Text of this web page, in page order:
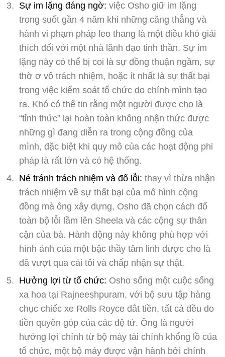
Sự im lặng đáng ngờ: việc Osho giữ im lặng
trong suốt gần 4 năm khi những căng thẳng và
hành vi phạm pháp leo thang là một điều khó giải
thích đối với một nhà lãnh đạo tinh thần. Sự im
lặng này có thể bị coi là sự đồng thuận ngầm, sự
thờ ơ vô trách nhiệm, hoặc ít nhất là sự thất bại
trong việc kiểm soát tổ chức do chính mình tạo
ra. Khó có thể tin rằng một người được cho là
“tỉnh thức” lại hoàn toàn không nhận thức được
những gì đang diễn ra trong cộng đồng của
mình, đặc biệt khi quy mô của các hoạt động phi
pháp là rất lớn và có hệ thống.
Né tránh trách nhiệm và đổ lỗi: thay vì thừa nhận
trách nhiệm về sự thất bại của mô hình cộng
đồng mà ông xây dựng, Osho đã chọn cách đổ
toàn bộ lỗi lầm lên Sheela và các cộng sự thân
cận của bà. Hành động này không phù hợp với
hình ảnh của một bậc thầy tâm linh được cho là
đã vượt qua cái tôi và chấp nhận sự thật.
Hưởng lợi từ tổ chức: Osho sống một cuộc sống
xa hoa tại Rajneeshpuram, với bộ sưu tập hàng
chục chiếc xe Rolls Royce đắt tiền, tất cả đều do
tiền quyên góp của các đệ tử. Ông là người
hưởng lợi chính từ bộ máy tài chính khổng lồ của
tổ chức, một bộ máy được vận hành bởi chính